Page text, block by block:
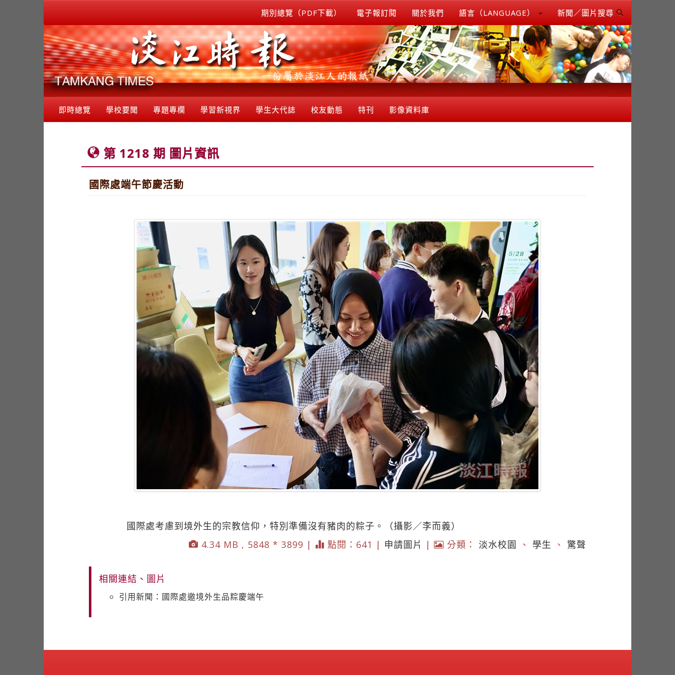
期別總覽（PDF下載） 電子報訂閱 關於我們 語言（LANGUAGE） 新聞／圖片搜尋
即時總覽 學校要聞 專題專欄 學習新視界 學生大代誌 校友動態 特刊 影像資料庫
第 1218 期 圖片資訊
國際處端午節慶活動
國際處考慮到境外生的宗教信仰，特別準備沒有豬肉的粽子。（攝影／李而義）
4.34 MB , 5848 * 3899 |
點閱：641 | 申請圖片 | 分類： 淡水校園 、 學生 、 驚聲
相關連結、圖片
引用新聞：國際處邀境外生品粽慶端午